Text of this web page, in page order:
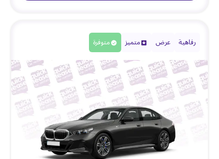
رفاهية عرض متميز متوفرة